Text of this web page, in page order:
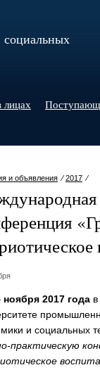
лицах
и объявления ⁄2017 ⁄
ноября 2017 года
и социальных
практическую